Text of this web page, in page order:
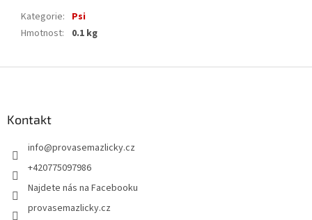
Kategorie: Psi
Hmotnost: 0.1 kg
Kontakt
info@provasemazlicky.cz
+420775097986
Najdete nás na Facebooku
provasemazlicky.cz